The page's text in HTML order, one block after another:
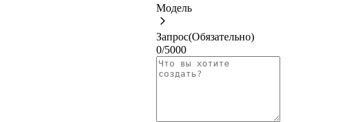
Модель
Запрос(Обязательно)
0/5000